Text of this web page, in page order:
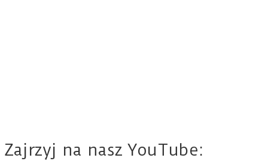
Zajrzyj na nasz YouTube: